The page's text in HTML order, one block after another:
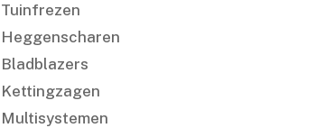
Tuinfrezen
Heggenscharen
Bladblazers
Kettingzagen
Multisystemen